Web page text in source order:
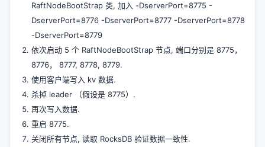
RaftNodeBootStrap 类, 加入 -DserverPort=8775 -
DserverPort=8776 -DserverPort=8777 -DserverPort=8778
-DserverPort=8779
依次启动 5 个 RaftNodeBootStrap 节点, 端口分别是 8775，
8776， 8777, 8778, 8779.
使用客户端写入 kv 数据.
杀掉 leader （假设是 8775）.
再次写入数据.
重启 8775.
关闭所有节点, 读取 RocksDB 验证数据一致性.